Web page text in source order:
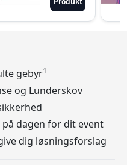
gebyr1
og Lunderskov
dagen for dit event
dig løsningsforslag